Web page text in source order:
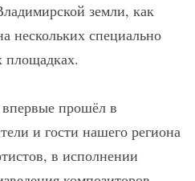
земли, как
нескольких специально
площадках.
прошёл в
и гости нашего региона
в исполнении